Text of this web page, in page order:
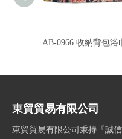
AB-0966 收納背包浴
東貿貿易有限公司
東貿貿易有限公司秉持『誠